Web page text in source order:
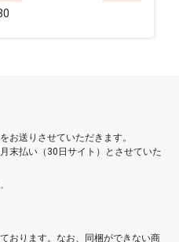
お送りさせていただきます。
末払い（30日サイト）とさせていた
おります。なお、同梱ができない商